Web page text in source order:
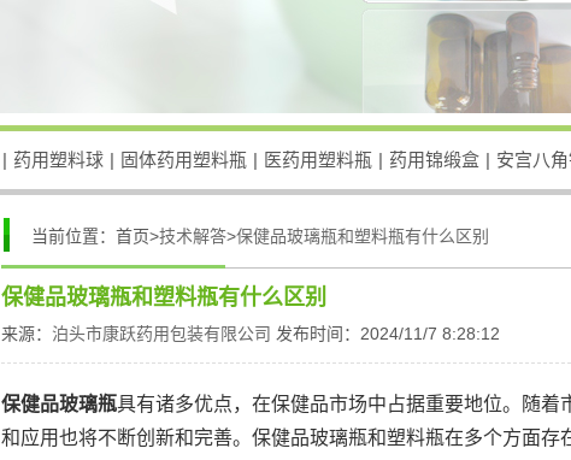
| 药用塑料球 | 固体药用塑料瓶 | 医药用塑料瓶 | 药用锦缎盒 | 安宫八
当前位置： 首页>技术解答>保健品玻璃瓶和塑料瓶有什么区别
保健品玻璃瓶和塑料瓶有什么区别
来源： 泊头市康跃药用包装有限公司 发布时间：2024/11/7 8:28:12
保健品玻璃瓶具有诸多优点，在保健品市场中占据重要地位。随着
和应用也将不断创新和完善。保健品玻璃瓶和塑料瓶在多个方面存